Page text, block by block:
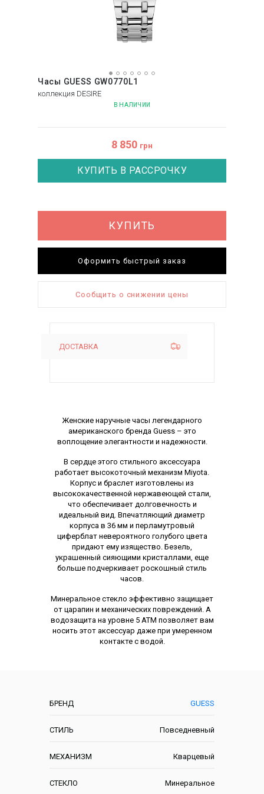
Часы GUESS GW0770L1
коллекция DESIRE
В НАЛИЧИИ
8 850 грн
КУПИТЬ В РАССРОЧКУ
КУПИТЬ
Оформить быстрый заказ
Сообщить о снижении цены
ДОСТАВКА
БРЕНД GUESS
СТИЛЬ Повседневный
МЕХАНИЗМ Кварцевый
СТЕКЛО Минеральное
Описание
Женские наручные часы легендарного
американского бренда Guess – это
воплощение элегантности и надежности.
В сердце этого стильного аксессуара
работает высокоточный механизм Miyota.
Корпус и браслет изготовлены из
высококачественной нержавеющей стали,
что обеспечивает долговечность и
идеальный вид. Впечатляющий диаметр
корпуса в 36 мм и перламутровый
циферблат невероятного голубого цвета
придают ему изящество. Безель,
украшенный сияющими кристаллами, еще
больше подчеркивает роскошный стиль
часов.
Минеральное стекло эффективно защищает
от царапин и механических повреждений. А
водозащита на уровне 5 АТМ позволяет вам
носить этот аксессуар даже при умеренном
контакте с водой.